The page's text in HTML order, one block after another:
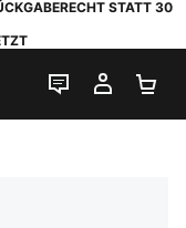
STATT 30
LIVE-CHAT
MEIN